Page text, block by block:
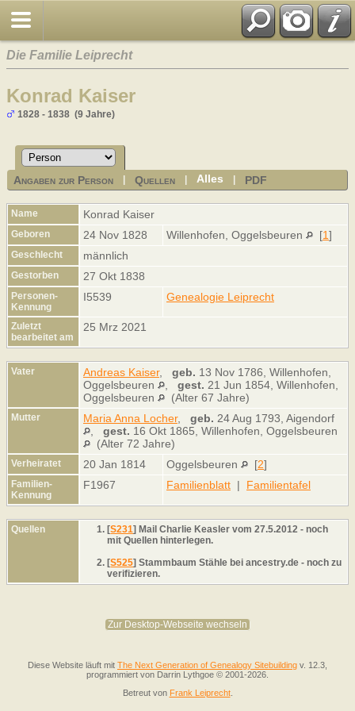
Die Familie Leiprecht
Konrad Kaiser
1828 - 1838 (9 Jahre)
Angaben zur Person |Quellen |Alles PDF
Name Konrad Kaiser
Geboren 24 Nov 1828 Willenhofen, Oggelsbeuren [1]
Geschlecht männlich
Gestorben 27 Okt 1838
Personen-
Kennung
I5539 Genealogie Leiprecht
Zuletzt
bearbeitet am
25 Mrz 2021
Vater Andreas Kaiser, geb. 13 Nov 1786, Willenhofen,
Oggelsbeuren
gest. 21 Jun 1854, Willenhofen,
Oggelsbeuren
(Alter 67 Jahre)
Mutter Maria Anna Locher, geb. 24 Aug 1793, Aigendorf
gest. 16 Okt 1865, Willenhofen, Oggelsbeuren
(Alter 72 Jahre)
Verheiratet 20 Jan 1814 Oggelsbeuren [2]
Familien-
Kennung
F1967 Familienblatt | Familientafel
Quellen [S231] Mail Charlie Keasler vom 27.5.2012 - noch
mit Quellen hinterlegen.
[S525] Stammbaum Stähle bei ancestry.de - noch zu
verifizieren.
Zur Desktop-Webseite wechseln
Diese Website läuft mit The Next Generation of Genealogy Sitebuilding v. 12.3,
programmiert von Darrin Lythgoe © 2001-2026.
Betreut von Frank Leiprecht.